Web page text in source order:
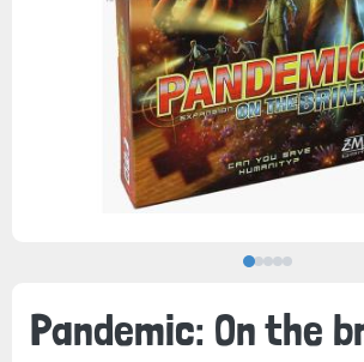
Pandemic: On the